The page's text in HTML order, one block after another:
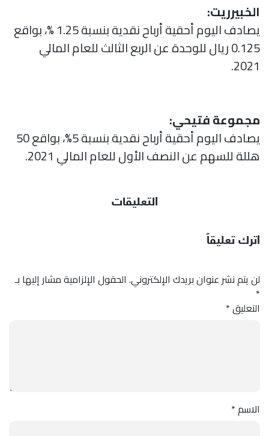
الخبيرريت:
يصادف اليوم أحقية أرباح نقدية بنسبة 1.25 %، بواقع
0.125 ريال للوحدة عن الربع الثالث للعام المالي
2021.
مجموعة فتيحي:
يصادف اليوم أحقية أرباح نقدية بنسبة 5%، بواقع 50
هللة للسهم عن النصف الأول للعام المالي 2021.
التعليقات
اترك تعليقاً
لن يتم نشر عنوان بريدك الإلكتروني. الحقول الإلزامية مشار إليها بـ
*
التعليق*
الاسم*